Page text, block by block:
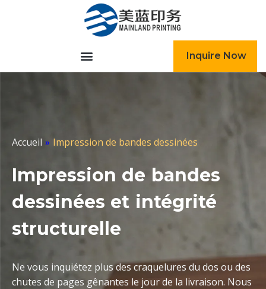
Inquire Now
Accueil » Impression de bandes dessinées
Impression de bandes
dessinées et intégrité
structurelle
Ne vous inquiétez plus des craquelures du dos ou des
chutes de pages gênantes le jour de la livraison. Nous